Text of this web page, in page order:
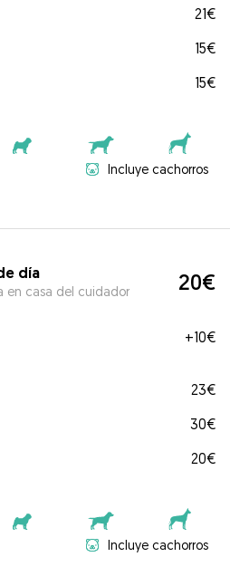
21€
15€
15€
Incluye cachorros
día
en casa del cuidador 20€
+10€
23€
30€
20€
Incluye cachorros